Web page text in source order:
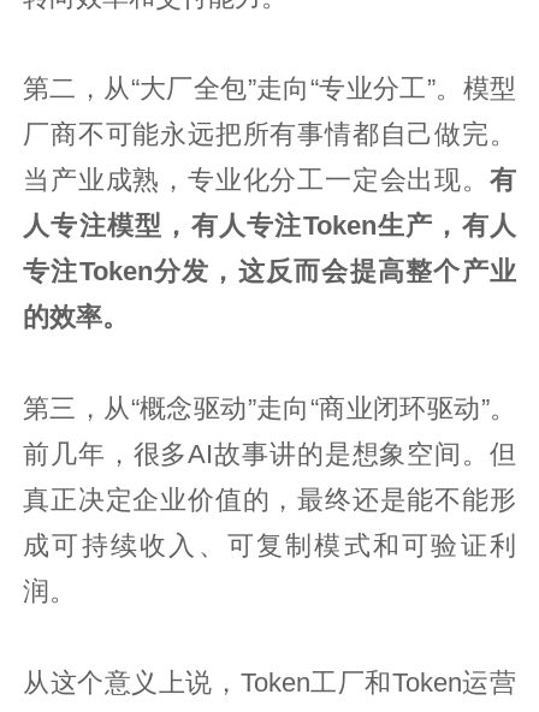
第二，从“大厂全包”走向“专业分工”。模型
厂商不可能永远把所有事情都自己做完。
当产业成熟，专业化分工一定会出现。 有
人专注模型，有人专注Token生产，有人
专注Token分发，这反而会提高整个产业
的效率。
第三，从“概念驱动”走向“商业闭环驱动”。
前几年，很多AI故事讲的是想象空间。但
真正决定企业价值的，最终还是能不能形
成可持续收入、可复制模式和可验证利
润。
从这个意义上说，Token工厂和Token运营